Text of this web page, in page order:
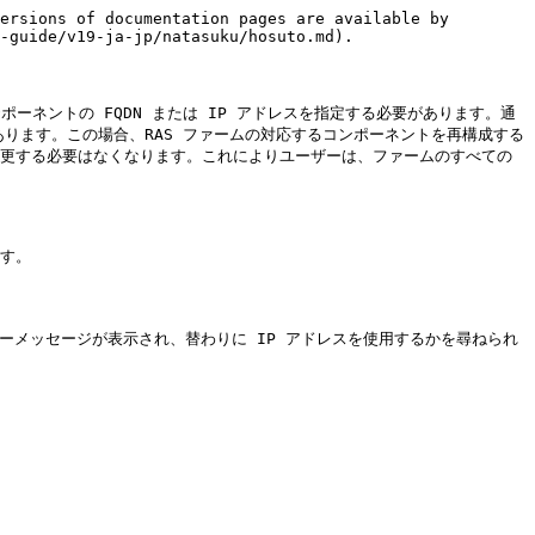
of documentation pages are available by
v19-ja-jp/natasuku/hosuto.md).
ーネントの FQDN または IP アドレスを指定する必要があります。通
す。この場合、RAS ファームの対応するコンポーネントを再構成する
る必要はなくなります。これによりユーザーは、ファームのすべての
。
メッセージが表示され、替わりに IP アドレスを使用するかを尋ねられ